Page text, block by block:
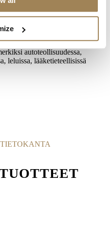
kestävyys, korkea
ja hyvä kulutuskestävyys.
ansiosta POKETONE™-
autoteollisuudessa,
leluissa, lääketieteellisissä